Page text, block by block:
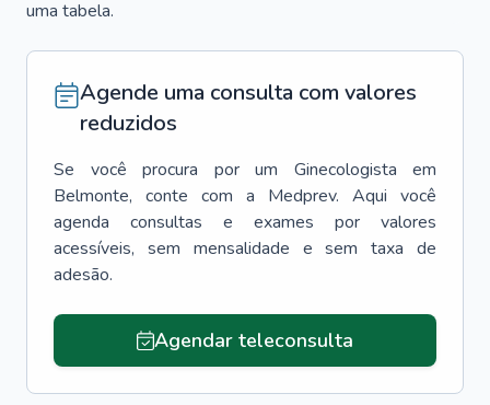
uma tabela.
Agende uma consulta com valores
reduzidos
Se você procura por um Ginecologista
em
Belmonte, conte com a Medprev. Aqui você
agenda consultas e exames por valores
acessíveis, sem mensalidade e sem taxa de
adesão.
Agendar teleconsulta